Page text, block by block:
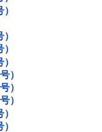
）
）
）